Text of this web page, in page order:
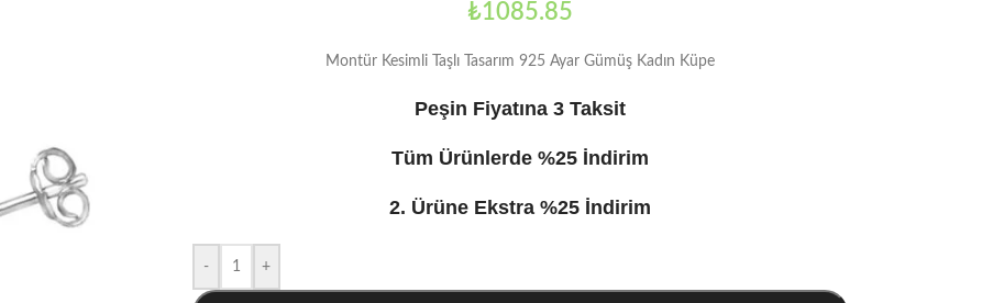
₺1085.85
Montür Kesimli Taşlı Tasarım 925 Ayar Gümüş Kadın Küpe
Peşin Fiyatına 3 Taksit
Tüm Ürünlerde %25 İndirim
2. Ürüne Ekstra %25 İndirim
- +